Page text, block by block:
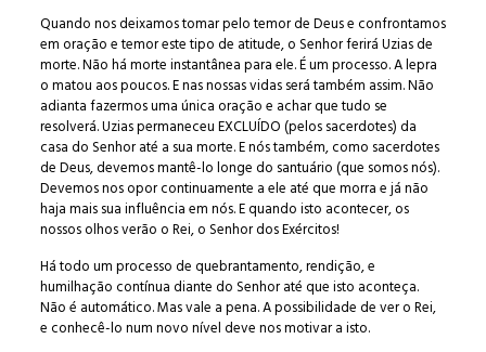
Quando nos deixamos tomar pelo temor de Deus e confrontamos
em oração e temor este tipo de atitude, o Senhor ferirá Uzias de
morte. Não há morte instantânea para ele. É um processo. A lepra
o matou aos poucos. E nas nossas vidas será também assim. Não
adianta fazermos uma única oração e achar que tudo se
resolverá. Uzias permaneceu EXCLUÍDO (pelos sacerdotes) da
casa do Senhor até a sua morte. E nós também, como sacerdotes
de Deus, devemos mantê-lo longe do santuário (que somos nós).
Devemos nos opor continuamente a ele até que morra e já não
haja mais sua influência em nós. E quando isto acontecer, os
nossos olhos verão o Rei, o Senhor dos Exércitos!
Há todo um processo de quebrantamento, rendição, e
humilhação contínua diante do Senhor até que isto aconteça.
Não é automático. Mas vale a pena. A possibilidade de ver o Rei,
e conhecê-lo num novo nível deve nos motivar a isto.